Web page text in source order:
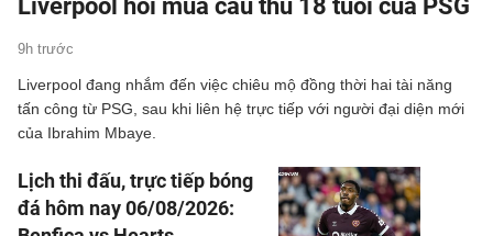
Liverpool hỏi mua cầu thủ 18 tuổi của PSG
9h trước
Liverpool đang nhắm đến việc chiêu mộ đồng thời hai tài năng
tấn công từ PSG, sau khi liên hệ trực tiếp với người đại diện mới
của Ibrahim Mbaye.
Lịch thi đấu, trực tiếp bóng
đá hôm nay 06/08/2026: